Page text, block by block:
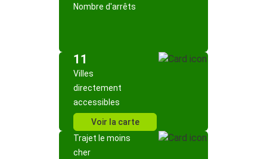
Nombre d'arrêts
11
Villes
directement
accessibles
Voir la carte
Trajet le moins
cher